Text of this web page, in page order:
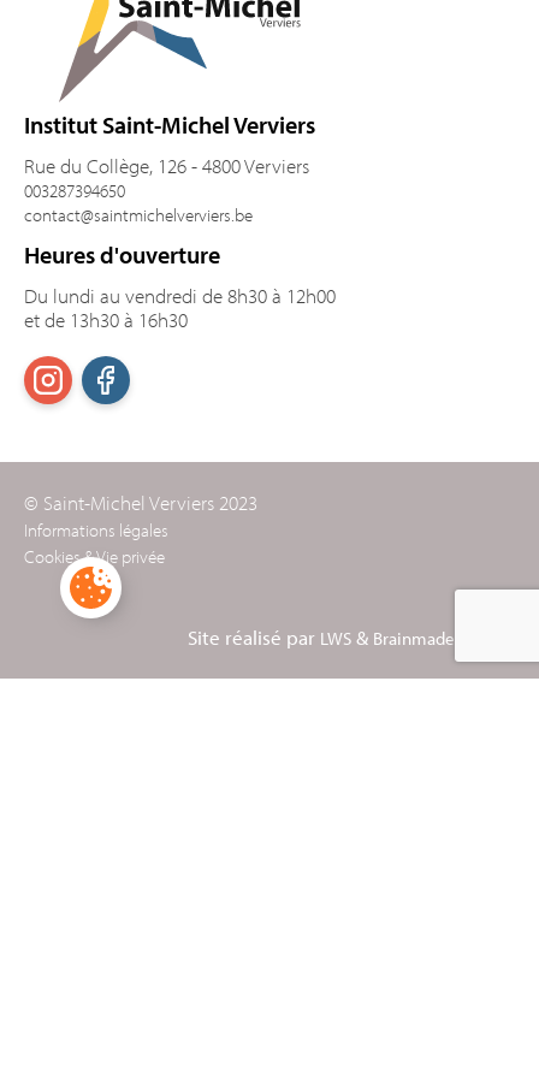
Institut Saint-Michel Verviers
Rue du Collège, 126 - 4800 Verviers
003287394650
contact@saintmichelverviers.be
Heures d'ouverture
Du lundi au vendredi de 8h30 à 12h00
et de 13h30 à 16h30
© Saint-Michel Verviers 2023
Informations légales
Cookies & Vie privée
Site réalisé par LWS & Brainmade Agency